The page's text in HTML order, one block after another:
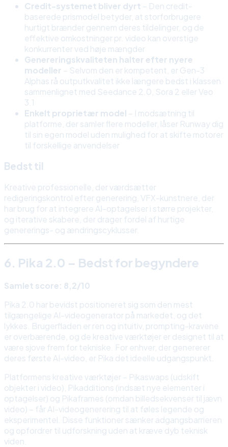
Credit-systemet bliver dyrt – Den credit-
baserede prismodel betyder, at storforbrugere
hurtigt brænder gennem deres tildelinger, og de
effektive omkostninger pr. video kan overstige
konkurrenter ved høje mængder
Genereringskvaliteten halter efter nyere
modeller – Selvom den er kompetent, er Gen-3
Alphas rå outputkvalitet ikke længere bedst i klassen
sammenlignet med Seedance 2.0, Sora 2 eller Veo
3.1
Enkelt proprietær model – I modsætning til
platforme, der samler flere modeller, låser Runway dig
til sin egen model uden mulighed for at skifte motorer
til forskellige anvendelser
Bedst til
Kreative professionelle, der værdsætter
redigeringskontrol efter generering, VFX-kunstnere, der
har brug for at integrere AI-optagelser i større projekter,
og iterative skabere, der drager fordel af hurtige
genererings- og ændringscyklusser.
6. Pika 2.0 – Bedst for begyndere
Samlet score: 8,2/10
Pika 2.0 har bevidst positioneret sig som den mest
tilgængelige AI-videogenerator på markedet, og det
lykkes. Brugerfladen er ren og intuitiv, prompting-kravene
er overbærende, og de kreative værktøjer er designet til at
være sjove frem for tekniske. For enhver, der genererer
deres første AI-video, er Pika det ideelle udgangspunkt.
Platformens kreative værktøjer – Pikaswaps (udskift
objekter i video), Pikadditions (indsæt nye elementer i
optagelser) og Pikaframes (omdan billedsekvenser til jævn
video) – får AI-videogenerering til at føles legende og
eksperimentel. Disse funktioner sænker adgangsbarrieren
og opfordrer til udforskning uden at kræve dyb teknisk
viden.